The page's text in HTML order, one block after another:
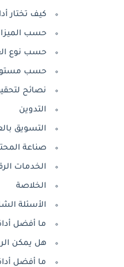
كيف تختار
حسب
حسب نوع
حسب
نصائح
التدوين
التسويق
صناعة
الخدمات
الخلاصة
الأسئلة
ما أفضل
هل يمكن
ما أفضل